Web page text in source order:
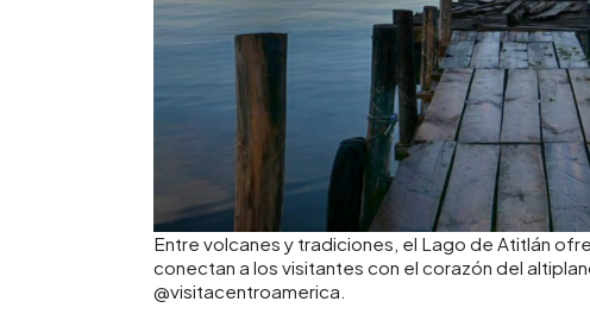
Entre volcanes y tradiciones, el Lago de Atitlán
conectan a los visitantes con el corazón del
@visitacentroamerica.